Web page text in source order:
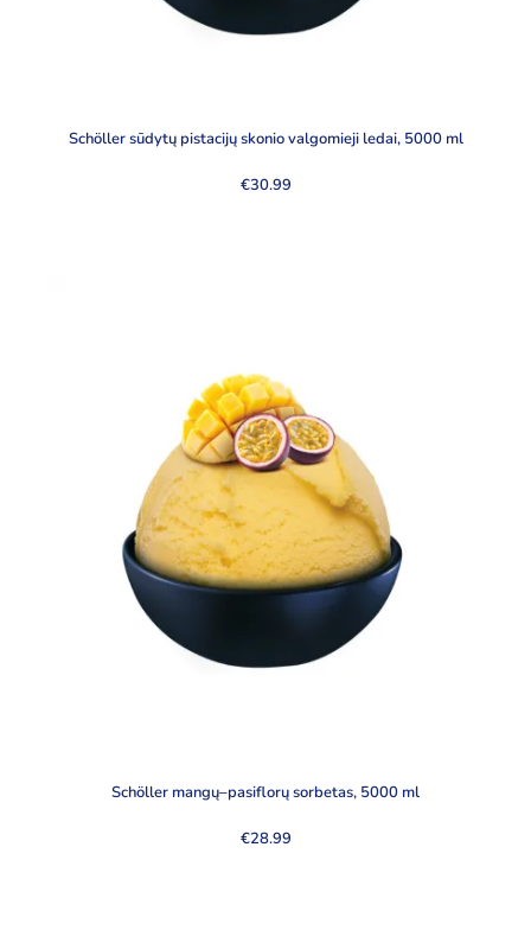
Schöller sūdytų pistacijų skonio valgomieji ledai, 5000 ml
€30.99
Schöller mangų–pasiflorų sorbetas, 5000 ml
€28.99